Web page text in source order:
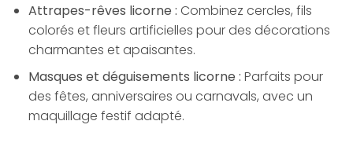
Attrapes-rêves licorne : Combinez cercles, fils
colorés et fleurs artificielles pour des décorations
charmantes et apaisantes.
Masques et déguisements licorne : Parfaits pour
des fêtes, anniversaires ou carnavals, avec un
maquillage festif adapté.